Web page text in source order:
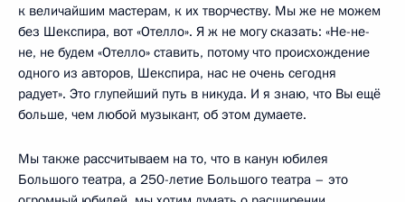
к величайшим мастерам, к их творчеству. Мы же не можем
без Шекспира, вот «Отелло». Я ж не могу сказать: «Не-не-
не, не будем «Отелло» ставить, потому что происхождение
одного из авторов, Шекспира, нас не очень сегодня
радует». Это глупейший путь в никуда. И я знаю, что Вы ещё
больше, чем любой музыкант, об этом думаете.
Мы также рассчитываем на то, что в канун юбилея
Большого театра, а 250-летие Большого театра – это